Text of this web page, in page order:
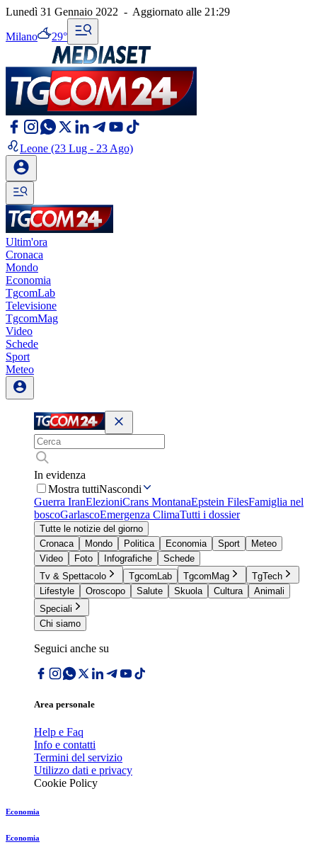
Lunedì 31 Gennaio 2022 - Aggiornato alle 21:29
Milano 29°
Leone (23 Lug - 23 Ago)
Ultim'ora
Cronaca
Mondo
Economia
TgcomLab
Televisione
TgcomMag
Video
Schede
Sport
Meteo
In evidenza
Mostra tuttiNascondi
Guerra IranElezioniCrans MontanaEpstein FilesFamiglia nel
boscoGarlascoEmergenza ClimaTutti i dossier
Tutte le notizie del giorno
Cronaca
Mondo Politica Economia Sport
Meteo
Video
Foto Infografiche
Schede
Tv & Spettacolo
TgcomLab TgcomMag
TgTech
Lifestyle
Oroscopo Salute Skuola Cultura
Animali
Speciali
Chi siamo
Seguici anche su
Area personale
Help e Faq
Info e contatti
Termini del servizio
Utilizzo dati e privacy
Cookie Policy
Economia
Economia